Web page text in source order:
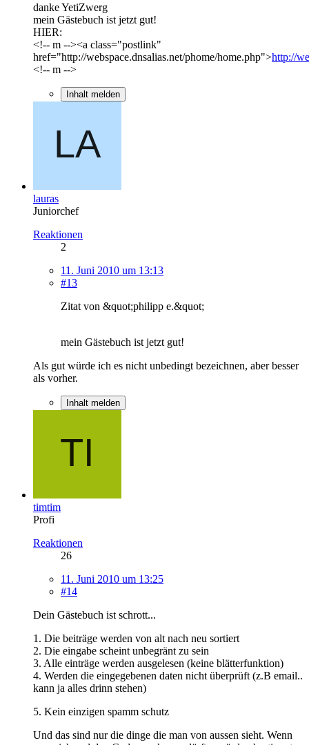
danke YetiZwerg
mein Gästebuch ist jetzt gut!
HIER:
<!-- m --><a class="postlink"
href="http://webspace.dnsalias.net/phome/home.php">http://
<!-- m -->
Inhalt melden
lauras
Juniorchef
Reaktionen
2
11. Juni 2010 um 13:13
#13
Zitat von &quot;philipp e.&quot;
mein Gästebuch ist jetzt gut!
Als gut würde ich es nicht unbedingt bezeichnen, aber besser
als vorher.
Inhalt melden
timtim
Profi
Reaktionen
26
11. Juni 2010 um 13:25
#14
Dein Gästebuch ist schrott...
1. Die beiträge werden von alt nach neu sortiert
2. Die eingabe scheint unbegränt zu sein
3. Alle einträge werden ausgelesen (keine blätterfunktion)
4. Werden die eingegebenen daten nicht überprüft (z.B email..
kann ja alles drinn stehen)
5. Kein einzigen spamm schutz
Und das sind nur die dinge die man von aussen sieht. Wenn